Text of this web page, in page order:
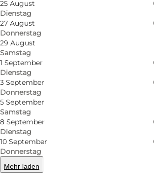
25 August
Dienstag
27 August
Donnerstag
29 August
Samstag
1 September
Dienstag
3 September
Donnerstag
5 September
Samstag
8 September
Dienstag
10 September
Donnerstag
Mehr laden
Foto:
Liegt im nördlichsten Teil von
produzieren und verkaufen